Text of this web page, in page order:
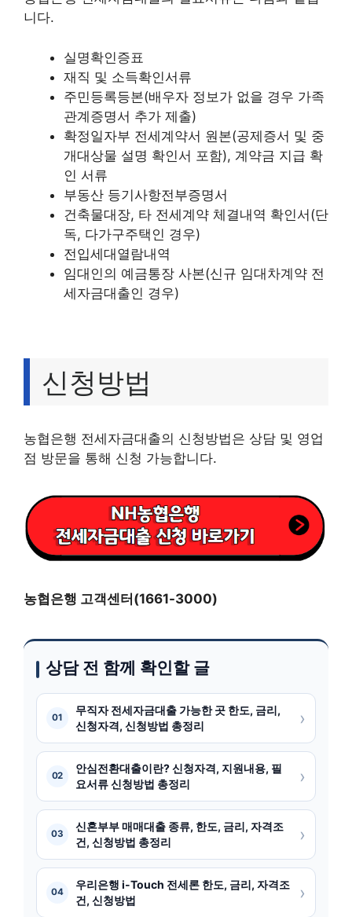
니다.
실명확인증표
재직 및 소득확인서류
주민등록등본(배우자 정보가 없을 경우 가족
관계증명서 추가 제출)
확정일자부 전세계약서 원본(공제증서 및 중
개대상물 설명 확인서 포함), 계약금 지급 확
인 서류
부동산 등기사항전부증명서
건축물대장, 타 전세계약 체결내역 확인서(단
독, 다가구주택인 경우)
전입세대열람내역
임대인의 예금통장 사본(신규 임대차계약 전
세자금대출인 경우)
신청방법
농협은행 전세자금대출의 신청방법은 상담 및 영업
점 방문을 통해 신청 가능합니다.
농협은행 고객센터(1661-3000)
상담 전 함께 확인할 글
01
무직자 전세자금대출 가능한 곳 한도, 금리,
신청자격, 신청방법 총정리
›
02
안심전환대출이란? 신청자격, 지원내용, 필
요서류 신청방법 총정리
›
03
신혼부부 매매대출 종류, 한도, 금리, 자격조
건, 신청방법 총정리
›
04
우리은행 i-Touch 전세론 한도, 금리, 자격조
건, 신청방법
›